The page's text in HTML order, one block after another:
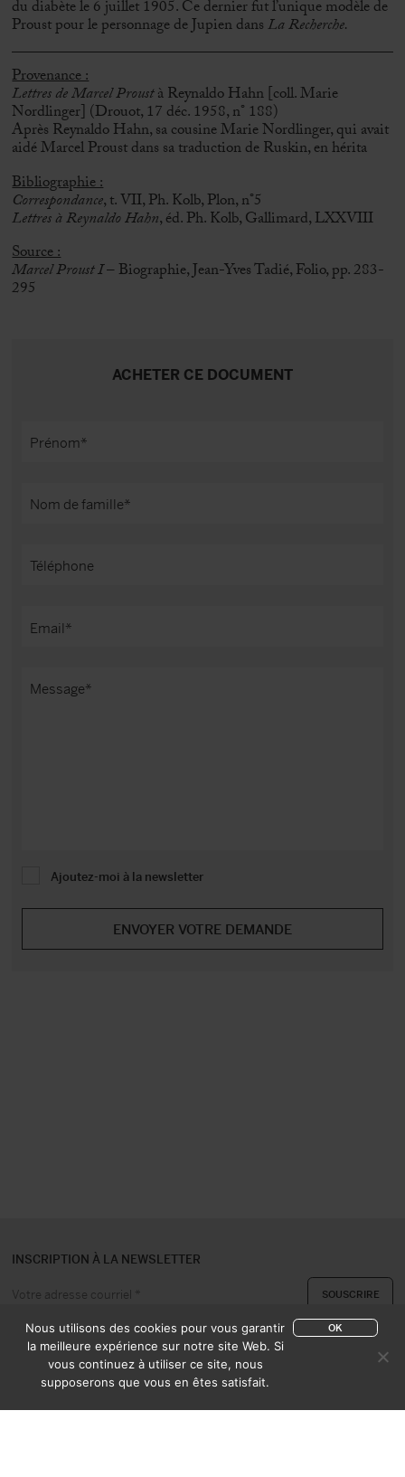
du diabète le 6 juillet 1905. Ce dernier fut l’unique modèle de
Proust pour le personnage de Jupien dansLa Recherche.
Provenance :
Lettres de Marcel Proustà Reynaldo Hahn [coll. Marie
Nordlinger] (Drouot, 17 déc. 1958, n° 188)
Après Reynaldo Hahn, sa cousine Marie Nordlinger, qui avait
aidé Marcel Proust dans sa traduction de Ruskin, en hérita
Bibliographie :
Correspondance, t. VII, Ph. Kolb, Plon, n°5
Lettres à Reynaldo Hahn, éd. Ph. Kolb, Gallimard, LXXVIII
Source :
Marcel Proust I– Biographie, Jean-Yves Tadié, Folio, pp. 283-
295
ACHETER CE DOCUMENT
Ajoutez-moi à la newsletter
INSCRIPTION À LA NEWSLETTER
Nous utilisons des cookies pour vous garantir
la meilleure expérience sur notre site Web. Si
vous continuez à utiliser ce site, nous
supposerons que vous en êtes satisfait.
OK